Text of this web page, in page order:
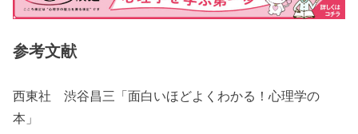
参考文献
西東社 渋谷昌三「面白いほどよくわかる！心理学の
本」